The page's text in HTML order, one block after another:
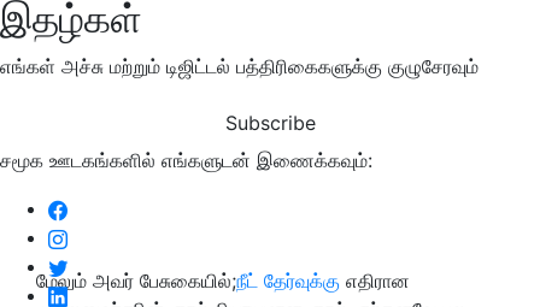
இதழ்கள்
எங்கள் அச்சு மற்றும் டிஜிட்டல் பத்திரிகைகளுக்கு குழுசேரவும்
Subscribe
சமூக ஊடகங்களில் எங்களுடன் இணைக்கவும்:
மேலும் அவர் பேசுகையில்;நீட் தேர்வுக்கு எதிரான